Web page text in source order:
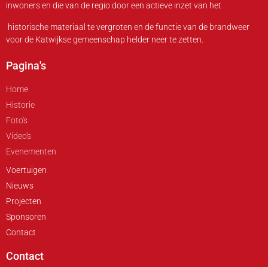
inwoners en die van de regio door een actieve inzet van het
historische materiaal te vergroten en de functie van de brandweer
voor de Katwijkse gemeenschap helder neer te zetten.
Pagina's
Home
Historie
Foto's
Video's
Evenementen
Voertuigen
Nieuws
Projecten
Sponsoren
Contact
Contact